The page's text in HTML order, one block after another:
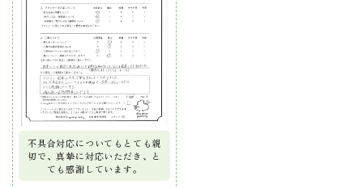
不具合対応についてもとても親
切で、真摯に対応いただき、と
ても感謝しています。